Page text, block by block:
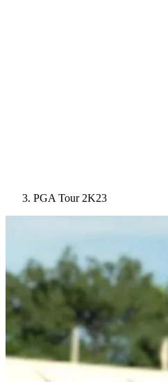
PGA Tour 2K23